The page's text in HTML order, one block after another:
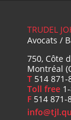
TRUDEL
Avocats /
750, Côte
Montréal
T 514 871-
Toll free
F 514 871-